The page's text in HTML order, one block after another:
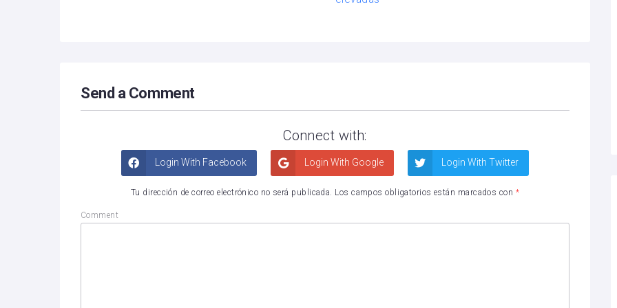
Send a Comment
Connect with:
Login With Facebook Login With Google Login With Twitter
Tu dirección de correo electrónico no será publicada. Los campos obligatorios están marcados con *
Comment